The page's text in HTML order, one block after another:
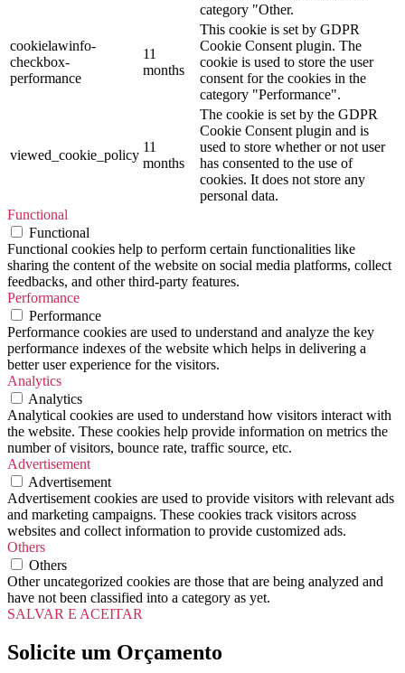
category "Other.
cookielawinfo-
checkbox-
performance
11
months
This cookie is set by GDPR
Cookie Consent plugin. The
cookie is used to store the user
consent for the cookies in the
category "Performance".
viewed_cookie_policy
11
months
The cookie is set by the GDPR
Cookie Consent plugin and is
used to store whether or not user
has consented to the use of
cookies. It does not store any
personal data.
Functional
Functional
Functional cookies help to perform certain functionalities like
sharing the content of the website on social media platforms, collect
feedbacks, and other third-party features.
Performance
Performance
Performance cookies are used to understand and analyze the key
performance indexes of the website which helps in delivering a
better user experience for the visitors.
Analytics
Analytics
Analytical cookies are used to understand how visitors interact with
the website. These cookies help provide information on metrics the
number of visitors, bounce rate, traffic source, etc.
Advertisement
Advertisement
Advertisement cookies are used to provide visitors with relevant ads
and marketing campaigns. These cookies track visitors across
websites and collect information to provide customized ads.
Others
Others
Other uncategorized cookies are those that are being analyzed and
have not been classified into a category as yet.
SALVAR E ACEITAR
Solicite um Orçamento